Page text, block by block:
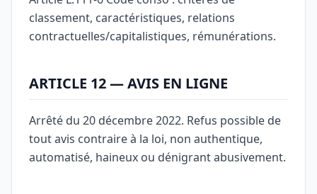
classement, caractéristiques, relations
contractuelles/capitalistiques, rémunérations.
ARTICLE 12 — AVIS EN LIGNE
Arrêté du 20 décembre 2022. Refus possible de
tout avis contraire à la loi, non authentique,
automatisé, haineux ou dénigrant abusivement.